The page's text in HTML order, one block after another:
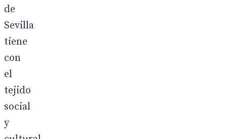
de
Sevilla
tiene
con
el
tejido
social
y